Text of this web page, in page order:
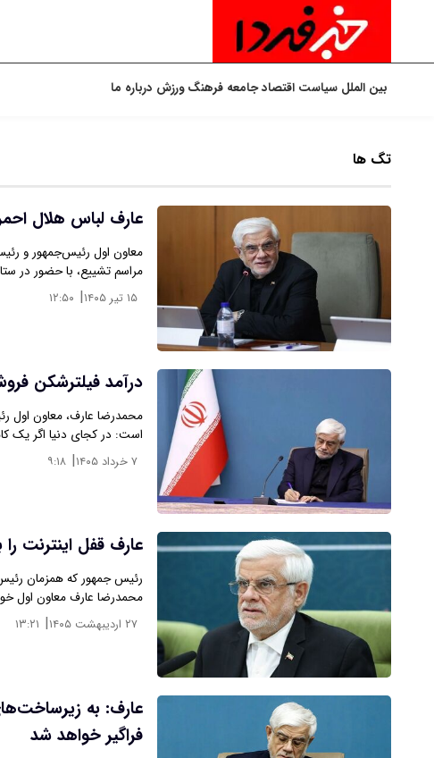
بین الملل سیاست اقتصادجامعه فرهنگورزش درباره ما
تگ ها
عارف لباس هلال
معاون اول رئیس‌جمهور و
مراسم تشییع، با حضور در
۱۵ تیر ۱۴۰۵ | ۱۲:۵۰
درآمد فیلترشکن
محمدرضا عارف، معاون اول
است: در کجای دنیا اگر یک
۷ خرداد ۱۴۰۵ | ۹:۱۸
عارف قفل اینترنت را
رئیس جمهور که همزمان
محمدرضا عارف معاون اول
۲۷ اردیبهشت ۱۴۰۵ | ۱۳:۲۱
عارف: به
فراگیر خواهد شد